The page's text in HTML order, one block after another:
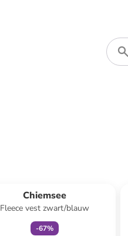
Chiemsee
Fleece vest zwart/blauw
-67%